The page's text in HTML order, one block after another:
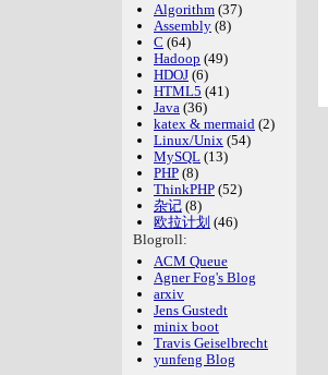
Algorithm (37)
Assembly (8)
C (64)
Hadoop (49)
HDOJ (6)
HTML5 (41)
Java (36)
katex & mermaid (2)
Linux/Unix (54)
MySQL (13)
PHP (8)
ThinkPHP (52)
杂记 (8)
欧拉计划 (46)
Blogroll:
ACM Queue
Agner Fog's Blog
arxiv
Jens Gustedt
minix boot
Travis Geiselbrecht
yunfeng Blog